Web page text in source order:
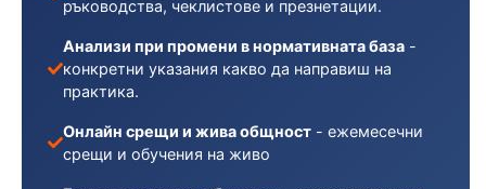
ръководства, чеклистове и презнетации.
Анализи при промени в нормативната база -
конкретни указания какво да направиш на
практика.
Онлайн срещи и жива общност - ежемесечни
срещи и обучения на живо